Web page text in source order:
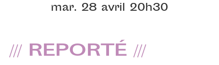
mar. 28 avril 20h30
/// REPORTÉ ///